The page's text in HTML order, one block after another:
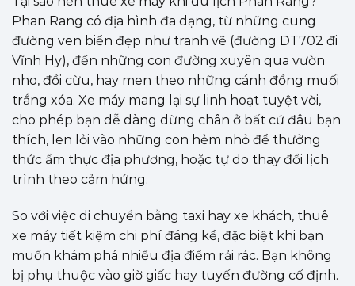
Phan Rang có địa hình đa dạng, từ những cung
đường ven biển đẹp như tranh vẽ (đường DT702 đi
Vĩnh Hy), đến những con đường xuyên qua vườn
nho, đồi cừu, hay men theo những cánh đồng muối
trắng xóa. Xe máy mang lại sự linh hoạt tuyệt vời,
cho phép bạn dễ dàng dừng chân ở bất cứ đâu bạn
thích, len lỏi vào những con hẻm nhỏ để thưởng
thức ẩm thực địa phương, hoặc tự do thay đổi lịch
trình theo cảm hứng.
So với việc di chuyển bằng taxi hay xe khách, thuê
xe máy tiết kiệm chi phí đáng kể, đặc biệt khi bạn
muốn khám phá nhiều địa điểm rải rác. Bạn không
bị phụ thuộc vào giờ giấc hay tuyến đường cố định.